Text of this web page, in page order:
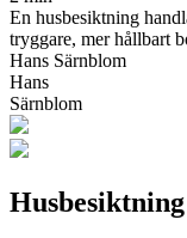
En husbesiktning
tryggare, mer hållbart
Hans Särnblom
Hans
Särnblom